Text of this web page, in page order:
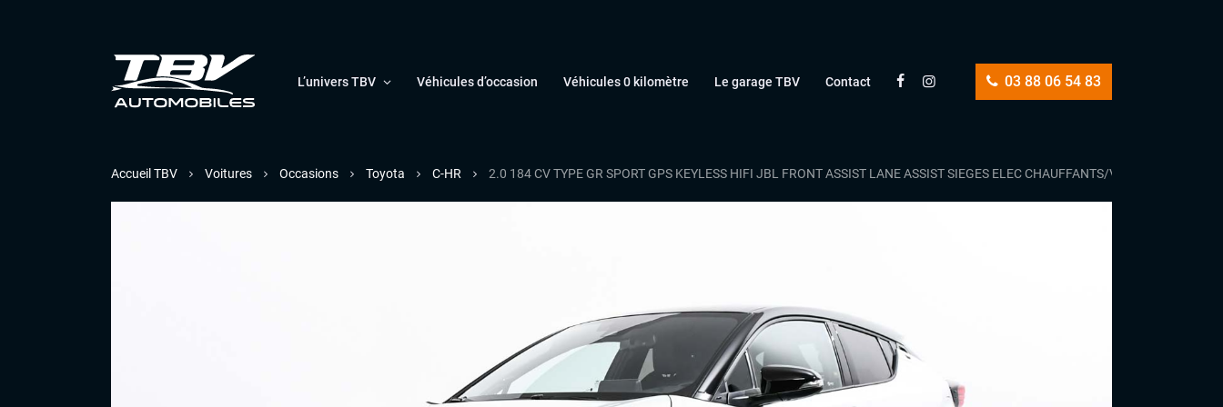
03 88 06 54 83
L’univers TBV Véhicules d’occasion Véhicules 0 kilomètre Le garage TBV Contact
Accueil TBV Voitures Occasions Toyota C-HR 2.0 184 CV TYPE GR SPORT GPS KEYLESS HIFI JBL FRONT ASSIST LANE ASSIST SIEGES ELEC CHAUFFANTS/VOLANT